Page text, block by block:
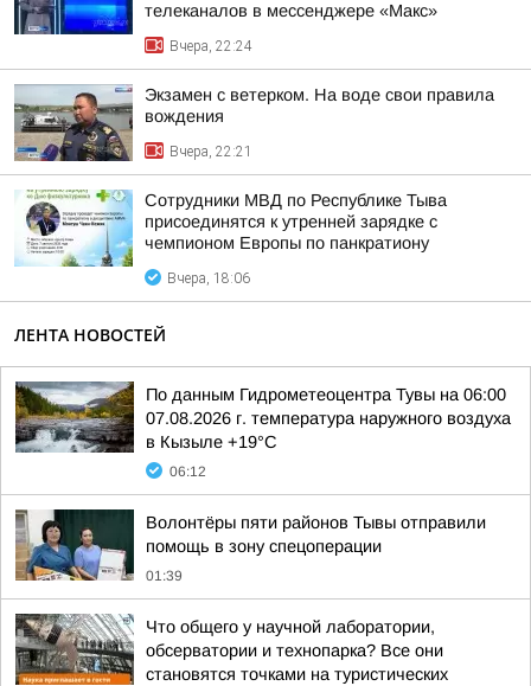
телеканалов в мессенджере «Макс»
Вчера, 22:24
Экзамен с ветерком. На воде свои правила
вождения
Вчера, 22:21
Сотрудники МВД по Республике Тыва
присоединятся к утренней зарядке с
чемпионом Европы по панкратиону
Вчера, 18:06
ЛЕНТА НОВОСТЕЙ
По данным Гидрометеоцентра Тувы на 06:00
07.08.2026 г. температура наружного воздуха
в Кызыле +19°С
06:12
Волонтёры пяти районов Тывы отправили
помощь в зону спецоперации
01:39
Что общего у научной лаборатории,
обсерватории и технопарка? Все они
становятся точками на туристических